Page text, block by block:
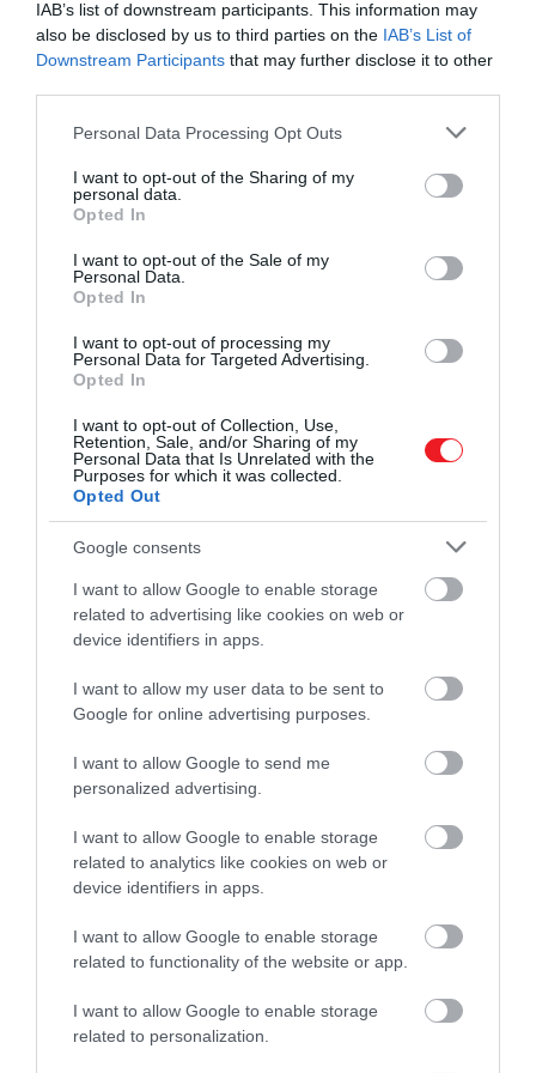
IAB’s list of downstream participants. This information may
also be disclosed by us to third parties on the IAB’s List of
Downstream Participants that may further disclose it to other
Please note that this website/app uses one or more Google
not limited to your visit or usage behaviour. You may click to
grant or deny consent to Google and its third-party tags to
use your data for below specified purposes in below Google
consent section.
Personal Data Processing Opt Outs
I want to opt-out of the Sharing of my
personal data.
Opted In
I want to opt-out of the Sale of my
Personal Data.
Opted In
I want to opt-out of processing my
Personal Data for Targeted Advertising.
Opted In
I want to opt-out of Collection, Use,
Retention, Sale, and/or Sharing of my
Personal Data that Is Unrelated with the
Purposes for which it was collected.
Opted Out
Google consents
I want to allow Google to enable storage
related to advertising like cookies on web or
device identifiers in apps.
I want to allow my user data to be sent to
Google for online advertising purposes.
I want to allow Google to send me
personalized advertising.
I want to allow Google to enable storage
related to analytics like cookies on web or
device identifiers in apps.
I want to allow Google to enable storage
related to functionality of the website or app.
I want to allow Google to enable storage
related to personalization.
Az Oeschinen-tó az egyik legszebb tengerszem a
Fotó: Shutterstock y
Ráadásul
is, ami egy megterhelő, de mindenképpen
emlékezetes séta, a terület pedig az UNESCO
Ezt is olvasd el!4+1 prágai látnivaló, ami a helyiek
szerint kihagyhatatlan
A tavakban egyébként a portál információi szerint
csak a legbátrabbak mernek megmártózni ezekben a
vizekben.